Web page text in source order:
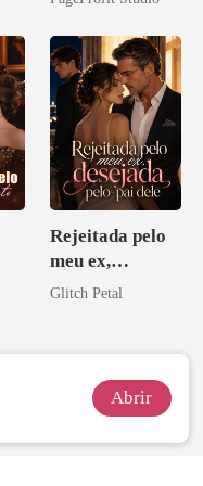
da Híbrida
Rejeitada pelo
meu ex,
desejada pelo
Glitch Petal
Abrir